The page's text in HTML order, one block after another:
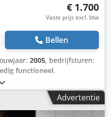
€ 1.700
Vaste prijs excl. btw
Bellen
2005, bedrijfsturen:
functioneel,
koeldroger,
staat. Cedpfx Aezb Drxec
Advertentie